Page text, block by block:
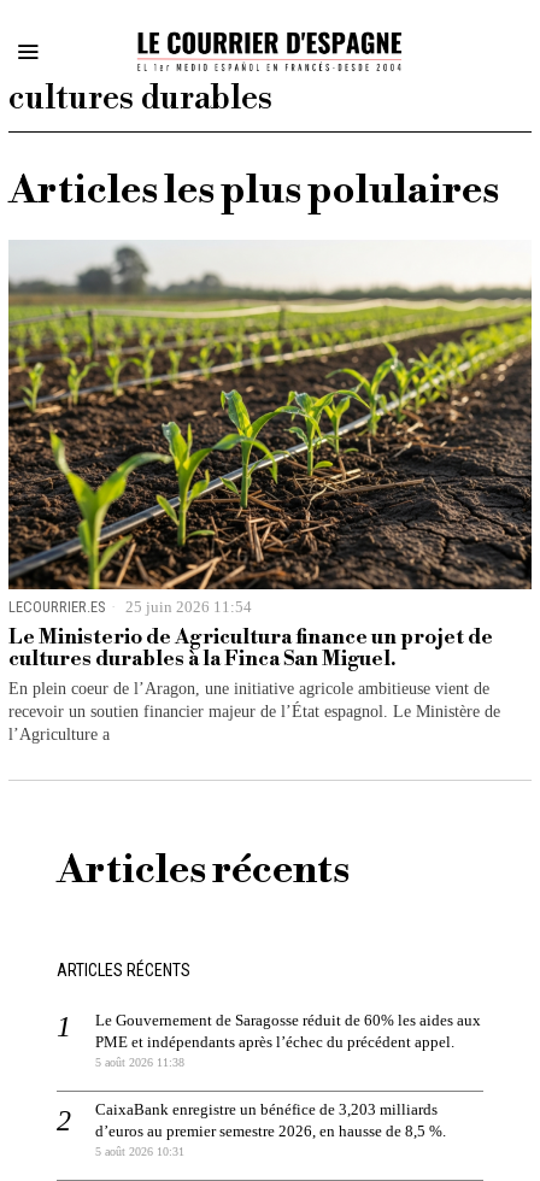
cultures durables
Articles les plus polulaires
LECOURRIER.ES 25 juin 2026 11:54
Le Ministerio de Agricultura finance un projet de
cultures durables à la Finca San Miguel.
En plein coeur de l’Aragon, une initiative agricole ambitieuse vient de
recevoir un soutien financier majeur de l’État espagnol. Le Ministère de
l’Agriculture a
Articles récents
ARTICLES RÉCENTS
Le Gouvernement de Saragosse réduit de 60% les aides aux
PME et indépendants après l’échec du précédent appel.
5 août 2026 11:38
CaixaBank enregistre un bénéfice de 3,203 milliards
d’euros au premier semestre 2026, en hausse de 8,5 %.
5 août 2026 10:31